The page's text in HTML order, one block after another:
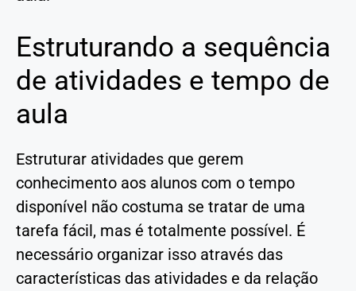
Estruturando a sequência
de atividades e tempo de
aula
Estruturar atividades que gerem
conhecimento aos alunos com o tempo
disponível não costuma se tratar de uma
tarefa fácil, mas é totalmente possível. É
necessário organizar isso através das
características das atividades e da relação